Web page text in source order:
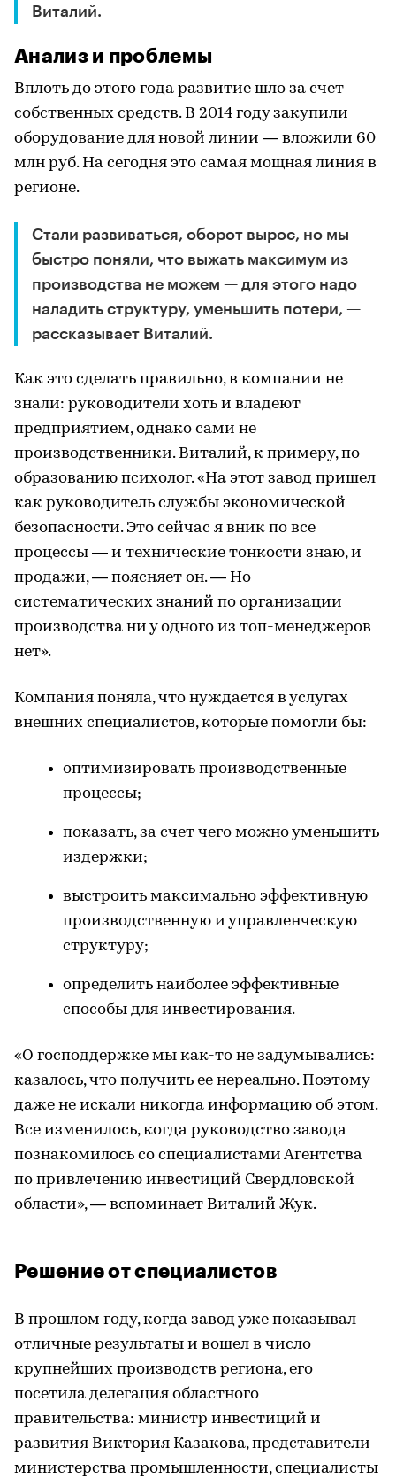
Виталий.
Анализ и проблемы
Вплоть до этого года развитие шло за счет
собственных средств. В 2014 году закупили
оборудование для новой линии — вложили 60
млн руб. На сегодня это самая мощная линия в
регионе.
Стали развиваться, оборот вырос, но мы
быстро поняли, что выжать максимум из
производства не можем — для этого надо
наладить структуру, уменьшить потери, —
рассказывает Виталий.
Как это сделать правильно, в компании не
знали: руководители хоть и владеют
предприятием, однако сами не
производственники. Виталий, к примеру, по
образованию психолог. «На этот завод пришел
как руководитель службы экономической
безопасности. Это сейчас я вник по все
процессы — и технические тонкости знаю, и
продажи, — поясняет он. — Но
систематических знаний по организации
производства ни у одного из топ-менеджеров
нет».
Компания поняла, что нуждается в услугах
внешних специалистов, которые помогли бы:
оптимизировать производственные
процессы;
показать, за счет чего можно уменьшить
издержки;
выстроить максимально эффективную
производственную и управленческую
структуру;
определить наиболее эффективные
способы для инвестирования.
«О господдержке мы как-то не задумывались:
казалось, что получить ее нереально. Поэтому
даже не искали никогда информацию об этом.
Все изменилось, когда руководство завода
познакомилось со специалистами Агентства
по привлечению инвестиций Свердловской
области», — вспоминает Виталий Жук.
Решение от специалистов
В прошлом году, когда завод уже показывал
отличные результаты и вошел в число
крупнейших производств региона, его
посетила делегация областного
правительства: министр инвестиций и
развития Виктория Казакова, представители
министерства промышленности, специалисты